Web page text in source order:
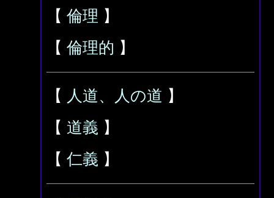
【 倫理 】
【 倫理的 】
【 人道、人の道 】
【 道義 】
【 仁義 】